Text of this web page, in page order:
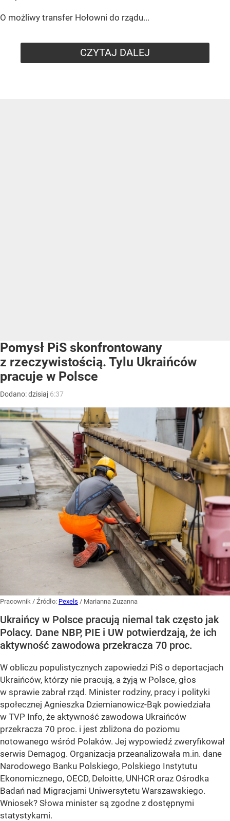
O możliwy transfer Hołowni do rządu...
CZYTAJ DALEJ
Pomysł PiS skonfrontowany
z rzeczywistością. Tylu Ukraińców
pracuje w Polsce
Dodano:dzisiaj 6:37
Pracownik / Źródło: Pexels / Marianna Zuzanna
Ukraińcy w Polsce pracują niemal tak często jak
Polacy. Dane NBP, PIE i UW potwierdzają, że ich
aktywność zawodowa przekracza 70 proc.
W obliczu populistycznych zapowiedzi PiS o deportacjach
Ukraińców, którzy nie pracują, a żyją w Polsce, głos
w sprawie zabrał rząd. Minister rodziny, pracy i polityki
społecznej Agnieszka Dziemianowicz-Bąk powiedziała
w TVP Info, że aktywność zawodowa Ukraińców
przekracza 70 proc. i jest zbliżona do poziomu
notowanego wśród Polaków. Jej wypowiedź zweryfikował
serwis Demagog. Organizacja przeanalizowała m.in. dane
Narodowego Banku Polskiego, Polskiego Instytutu
Ekonomicznego, OECD, Deloitte, UNHCR oraz Ośrodka
Badań nad Migracjami Uniwersytetu Warszawskiego.
Wniosek? Słowa minister są zgodne z dostępnymi
statystykami.